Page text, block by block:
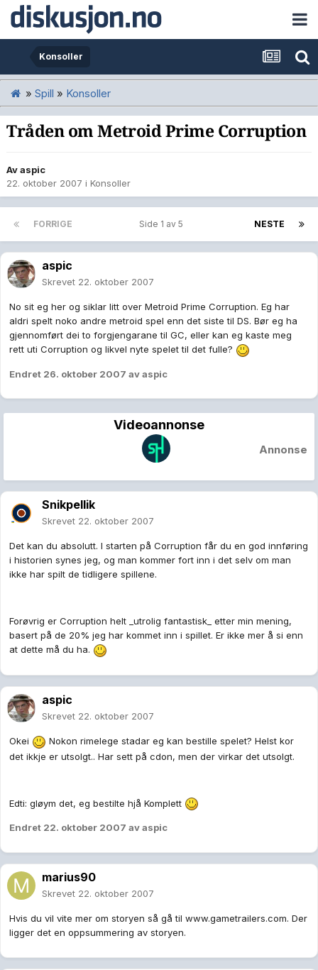
Konsoller
» Spill » Konsoller
Tråden om Metroid Prime Corruption
Avaspic
22. oktober 2007 i Konsoller
FORRIGE NESTE
Side 1 av 5
aspic
Skrevet 22. oktober 2007
No sit eg her og siklar litt over Metroid Prime Corruption. Eg har
aldri spelt noko andre metroid spel enn det siste til DS. Bør eg ha
gjennomført dei to forgjengarane til GC, eller kan eg kaste meg
rett uti Corruption og likvel nyte spelet til det fulle?
Endret 26. oktober 2007 av aspic
Videoannonse
Annonse
Snikpellik
Skrevet 22. oktober 2007
Det kan du absolutt. I starten på Corruption får du en god innføring
i historien synes jeg, og man kommer fort inn i det selv om man
ikke har spilt de tidligere spillene.
Forøvrig er Corruption helt _utrolig fantastisk_ etter min mening,
basert på de 20% jeg har kommet inn i spillet. Er ikke mer å si enn
at dette må du ha.
aspic
Skrevet 22. oktober 2007
Okei
Nokon rimelege stadar eg kan bestille spelet? Helst kor
det ikkje er utsolgt.. Har sett på cdon, men der virkar det utsolgt.
Edti: gløym det, eg bestilte hjå Komplett
Endret 22. oktober 2007 av aspic
marius90
Skrevet 22. oktober 2007
Hvis du vil vite mer om storyen så gå til www.gametrailers.com. Der
ligger det en oppsummering av storyen.